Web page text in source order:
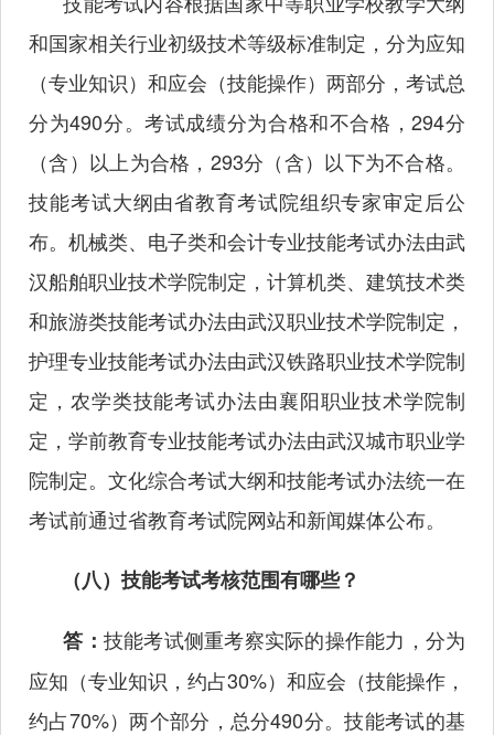
和国家相关行业初级技术等级标准制定，分为应知
（专业知识）和应会（技能操作）两部分，考试总
分为490分。考试成绩分为合格和不合格，294分
（含）以上为合格，293分（含）以下为不合格。
技能考试大纲由省教育考试院组织专家审定后公
布。机械类、电子类和会计专业技能考试办法由武
汉船舶职业技术学院制定，计算机类、建筑技术类
和旅游类技能考试办法由武汉职业技术学院制定，
护理专业技能考试办法由武汉铁路职业技术学院制
定，农学类技能考试办法由襄阳职业技术学院制
定，学前教育专业技能考试办法由武汉城市职业学
院制定。文化综合考试大纲和技能考试办法统一在
考试前通过省教育考试院网站和新闻媒体公布。
（八）技能考试考核范围有哪些？
答： 技能考试侧重考察实际的操作能力，分为
应知（专业知识，约占30%）和应会（技能操作，
约占70%）两个部分，总分490分。技能考试的基